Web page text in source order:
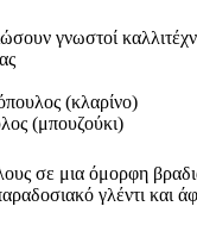
γνωστοί
(κλαρίνο)
(μπουζούκι)
σε μια όμορφη
γλέντι και